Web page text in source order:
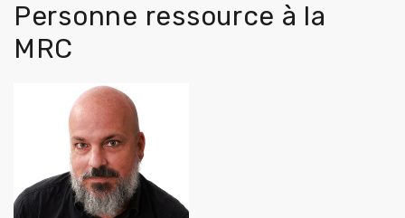
Personne ressource à la
MRC